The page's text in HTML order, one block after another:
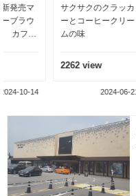
カ
ー
21
おもちの中にイチ
ゴ さわやかな味、
甘い味。どちらか
性に大人気、子供に
3239 view
2024-04-21